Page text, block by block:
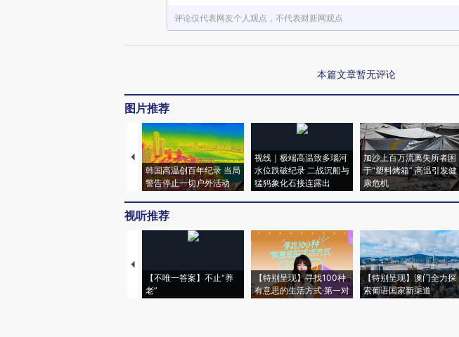
评论仅代表网友个人观点，不代表财新网观点
本篇文章暂无评论
图片推荐
韩国高温创百年纪录 当局
警告停止一切户外活动
视线｜极端高温致多瑙河
水位跌破纪录 二战沉船与
猛犸象化石接连露出
加沙上百万流离失所者困
于“塑料烤箱” 高温引发健
康危机
视听推荐
【不唯一答案】不止“养
老”
【特别呈现】寻找100种
有意思的生活方式·第一对
【特别呈现】澳门全力探
索葡语国家新渠道